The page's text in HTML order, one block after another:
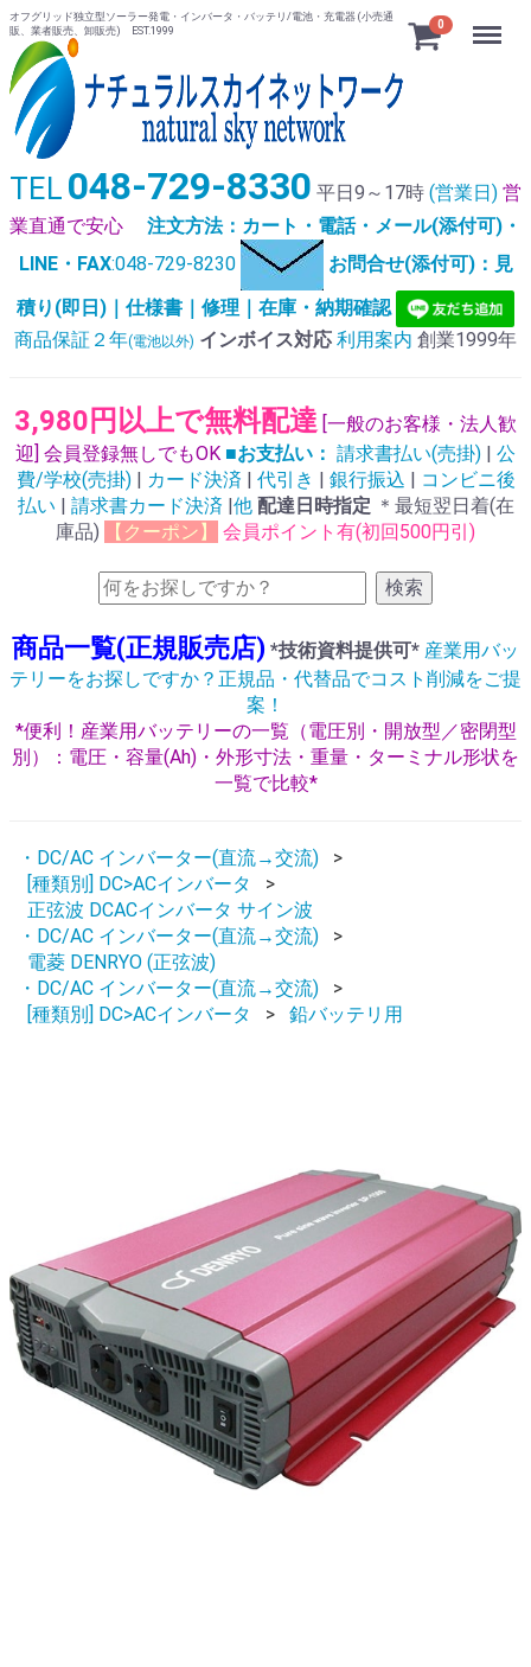
オフグリッド独立型ソーラー発電・インバータ・バッテリ/電池・充電器 (小売通
販、業者販売、卸販売) EST.1999
0 Menu
TEL 048-729-8330 平日9～17時 (営業日) 営
業直通で安心
注文方法：カート・電話・メール(添付可)・
LINE・FAX:048-729-8230
お問合せ(添付可)：見
積り(即日)｜仕様書｜修理｜在庫・納期確認
商品保証２年(電池以外) インボイス対応 利用案内 創業1999年
3,980円以上で無料配達 [一般のお客様・法人歓
迎] 会員登録無しでもOK ■お支払い： 請求書払い(売掛) | 公
費/学校(売掛) | カード決済 | 代引き | 銀行振込 | コンビニ後
払い | 請求書カード決済 |他 配達日時指定 ＊最短翌日着(在
庫品)
【クーポン】 会員ポイント有(初回500円引)
検索
商品一覧(正規販売店) *技術資料提供可* 産業用バッ
テリーをお探しですか？正規品・代替品でコスト削減をご提
案！
*便利！産業用バッテリーの一覧（電圧別・開放型／密閉型
別）：電圧・容量(Ah)・外形寸法・重量・ターミナル形状を
一覧で比較*
・DC/AC インバーター(直流→交流)
[種類別] DC>ACインバータ
正弦波 DCACインバータ サイン波
・DC/AC インバーター(直流→交流)
電菱 DENRYO (正弦波)
・DC/AC インバーター(直流→交流)
[種類別] DC>ACインバータ
鉛バッテリ用